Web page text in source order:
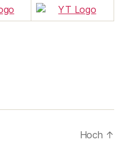
Hoch ↑